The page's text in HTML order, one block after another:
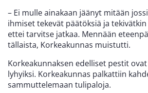
– Ei mulle ainakaan jäänyt mitään
ihmiset tekevät päätöksiä ja
ettei tarvitse jatkaa. Mennään
tällaista, Korkeakunnas muistutti.
Korkeakunnaksen edelliset pestit
lyhyiksi. Korkeakunnas palkattiin
sammuttelemaan tulipaloja.